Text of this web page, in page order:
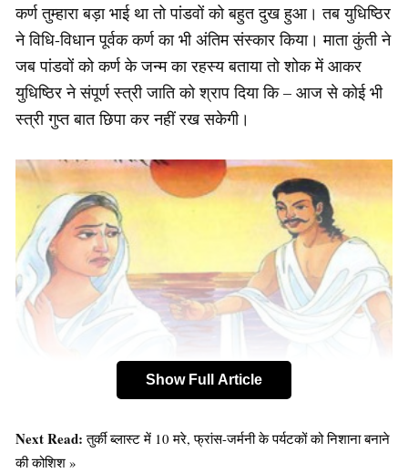
कर्ण तुम्हारा बड़ा भाई था तो पांडवों को बहुत दुख हुआ। तब युधिष्ठिर
ने विधि-विधान पूर्वक कर्ण का भी अंतिम संस्कार किया। माता कुंती ने
जब पांडवों को कर्ण के जन्म का रहस्य बताया तो शोक में आकर
युधिष्ठिर ने संपूर्ण स्त्री जाति को श्राप दिया कि – आज से कोई भी
स्त्री गुप्त बात छिपा कर नहीं रख सकेगी।
बार राजा पांडु शिकार खेलने वन में गए। उन्होंने वहां हिरण के जोड़े
को मैथुन करते देखा और उन पर बाण चला दिया। वास्तव में वो
Show Full Article
Next Read:तुर्की ब्लास्ट में 10 मरे, फ्रांस-जर्मनी के पर्यटकों को निशाना बनाने
की कोशिश »